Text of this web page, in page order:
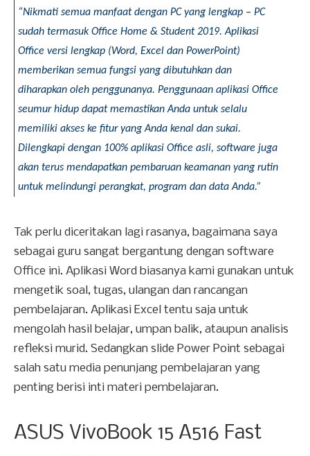
“Nikmati semua manfaat dengan PC yang lengkap – PC
sudah termasuk Office Home & Student 2019. Aplikasi
Office versi lengkap (Word, Excel dan PowerPoint)
memberikan semua fungsi yang dibutuhkan dan
diharapkan oleh penggunanya. Penggunaan aplikasi Office
seumur hidup dapat memastikan Anda untuk selalu
memiliki akses ke fitur yang Anda kenal dan sukai.
Dilengkapi dengan 100% aplikasi Office asli, software juga
akan terus mendapatkan pembaruan keamanan yang rutin
untuk melindungi perangkat, program dan data Anda.”
Tak perlu diceritakan lagi rasanya, bagaimana saya
sebagai guru sangat bergantung dengan software
Office ini. Aplikasi Word biasanya kami gunakan untuk
mengetik soal, tugas, ulangan dan rancangan
pembelajaran. Aplikasi Excel tentu saja untuk
mengolah hasil belajar, umpan balik, ataupun analisis
refleksi murid. Sedangkan slide Power Point sebagai
salah satu media penunjang pembelajaran yang
penting berisi inti materi pembelajaran.
ASUS VivoBook 15 A516 Fast